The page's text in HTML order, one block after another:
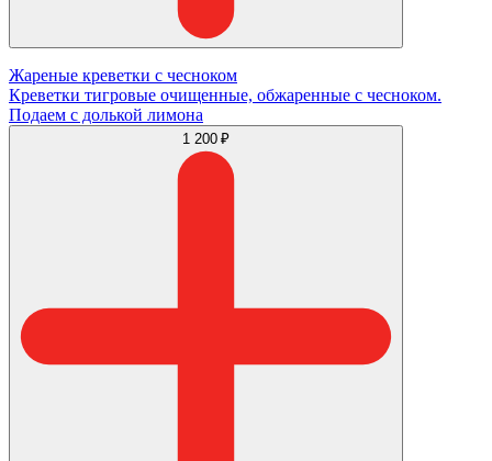
Жареные креветки с чесноком
Креветки тигровые очищенные, обжаренные с чесноком.
Подаем с долькой лимона
1 200 ₽